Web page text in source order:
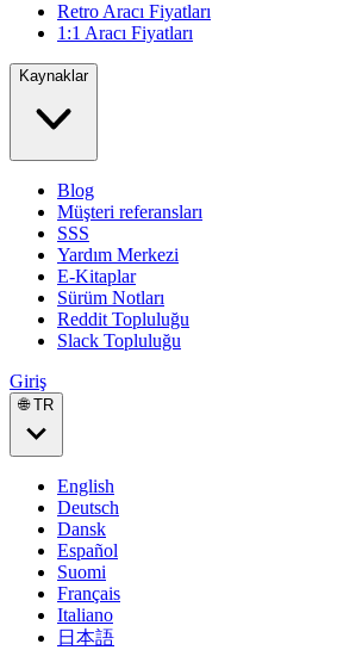
Retro Aracı Fiyatları
1:1 Aracı Fiyatları
Kaynaklar
Blog
Müşteri referansları
SSS
Yardım Merkezi
E-Kitaplar
Sürüm Notları
Reddit Topluluğu
Slack Topluluğu
Giriş
🌐 TR
English
Deutsch
Dansk
Español
Suomi
Français
Italiano
日本語